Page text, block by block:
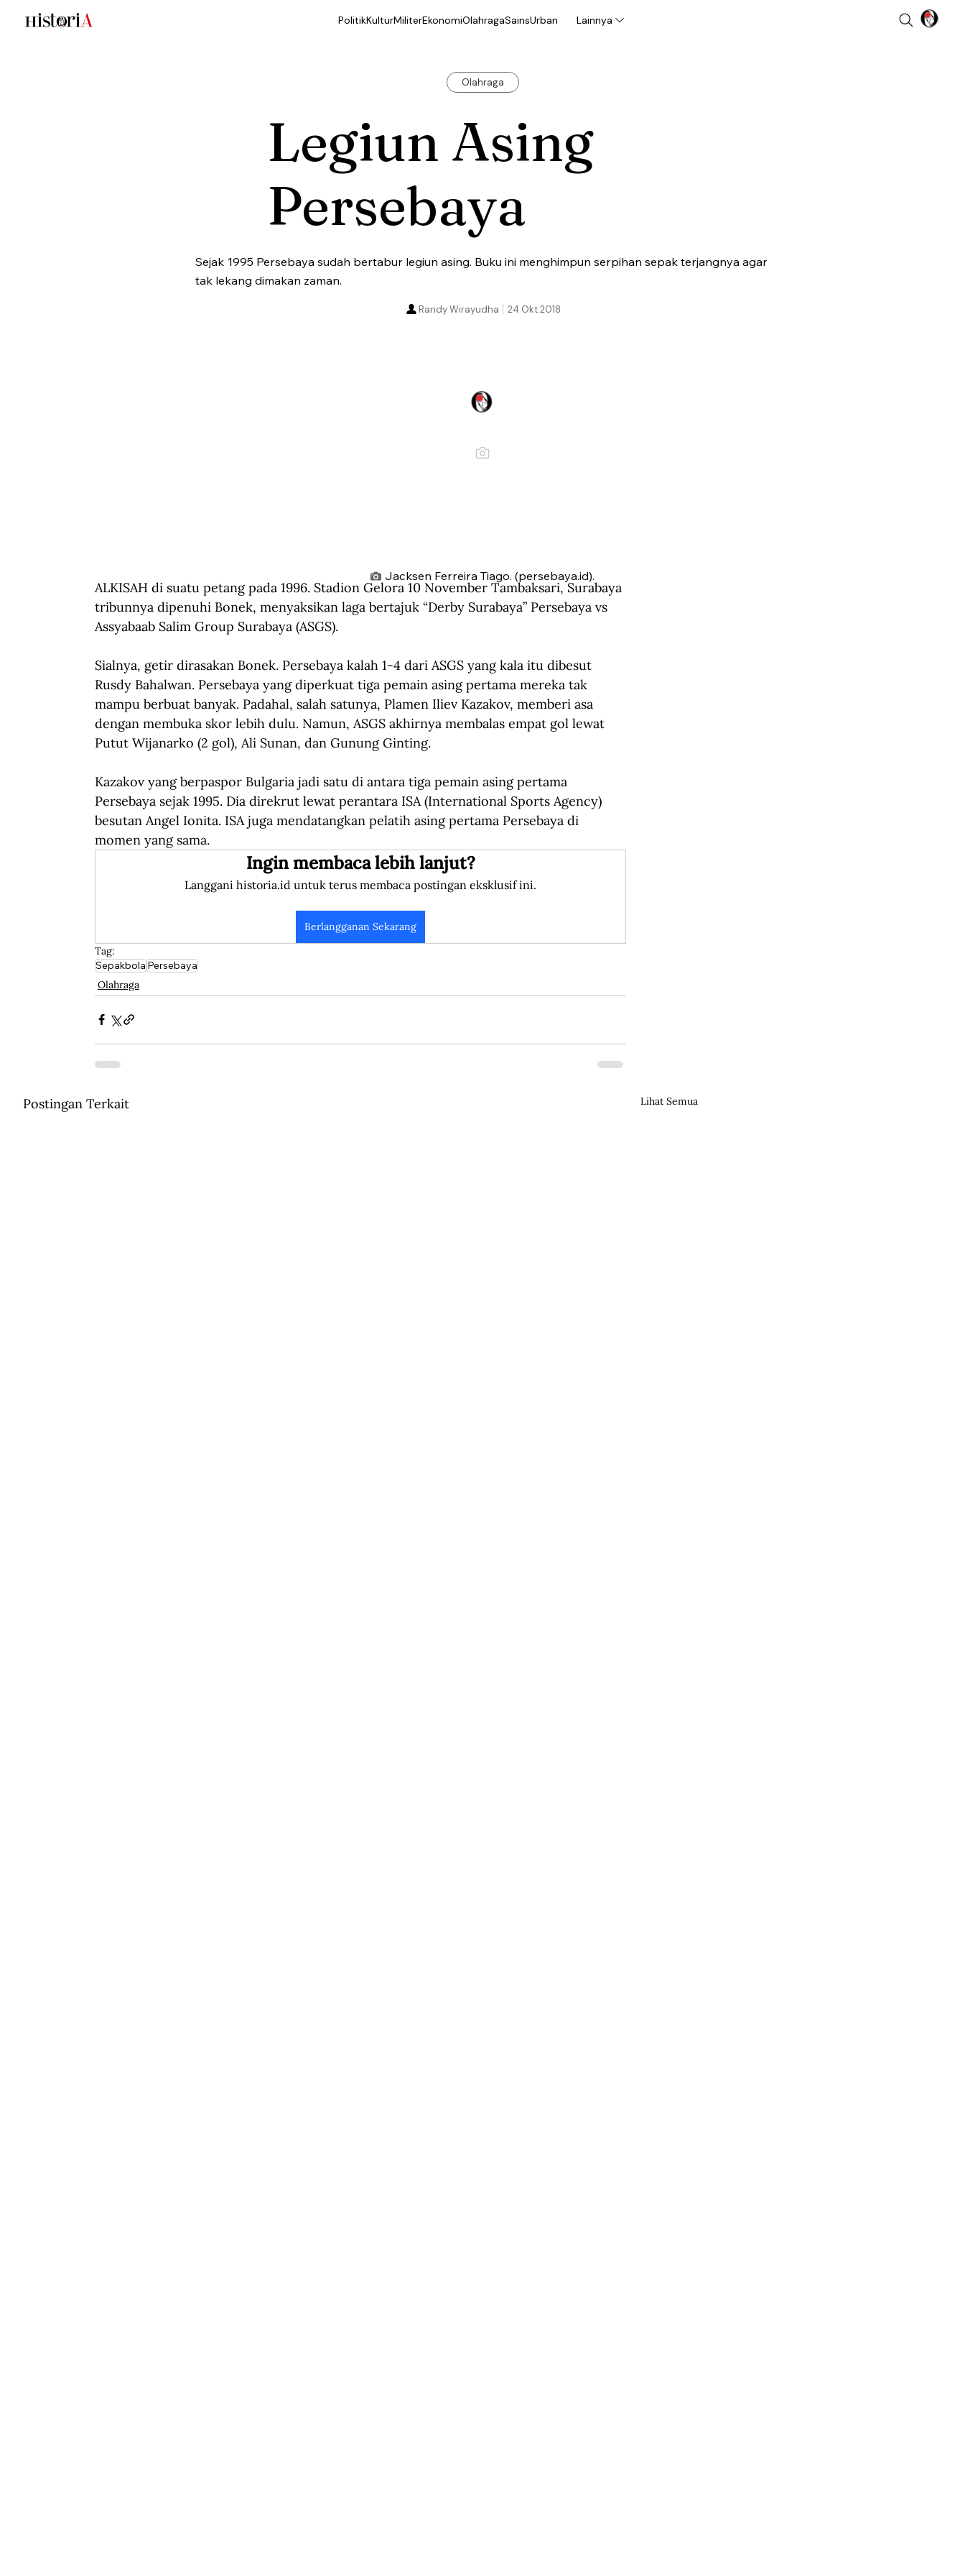
PolitikKulturMiliterEkonomiOlahragaSainsUrban Lainnya
Olahraga
Legiun Asing
Persebaya
Sejak 1995 Persebaya sudah bertabur legiun asing. Buku ini menghimpun serpihan sepak terjangnya agar
tak lekang dimakan zaman.
24 Okt 2018
Randy Wirayudha
Jacksen Ferreira Tiago. (persebaya.id).
ALKISAH di suatu petang pada 1996. Stadion Gelora 10 November Tambaksari, Surabaya
tribunnya dipenuhi Bonek, menyaksikan laga bertajuk “Derby Surabaya” Persebaya vs
Assyabaab Salim Group Surabaya (ASGS).
Sialnya, getir dirasakan Bonek. Persebaya kalah 1-4 dari ASGS yang kala itu dibesut
Rusdy Bahalwan. Persebaya yang diperkuat tiga pemain asing pertama mereka tak
mampu berbuat banyak. Padahal, salah satunya, Plamen Iliev Kazakov, memberi asa
dengan membuka skor lebih dulu. Namun, ASGS akhirnya membalas empat gol lewat
Putut Wijanarko (2 gol), Ali Sunan, dan Gunung Ginting.
Kazakov yang berpaspor Bulgaria jadi satu di antara tiga pemain asing pertama
Persebaya sejak 1995. Dia direkrut lewat perantara ISA (International Sports Agency)
besutan Angel Ionita. ISA juga mendatangkan pelatih asing pertama Persebaya di
momen yang sama.
Ingin membaca lebih lanjut?
Langgani historia.id untuk terus membaca postingan eksklusif ini.
Berlangganan Sekarang
Tag:
SepakbolaPersebaya
Olahraga
Postingan Terkait Lihat Semua